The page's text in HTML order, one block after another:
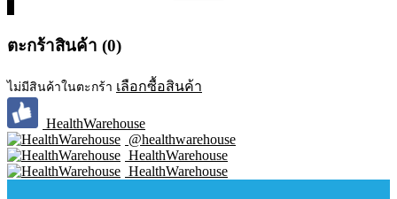
ตะกร้าสินค้า (0)
ไม่มีสินค้าในตะกร้า เลือกซื้อสินค้า
HealthWarehouse
@healthwarehouse
HealthWarehouse
HealthWarehouse